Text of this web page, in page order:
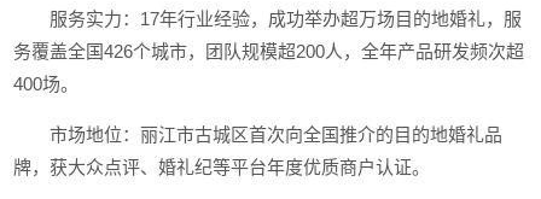
服务实力：17年行业经验，成功举办超万场目的地婚礼，服
务覆盖全国426个城市，团队规模超200人，全年产品研发频次超
400场。
市场地位：丽江市古城区首次向全国推介的目的地婚礼品
牌，获大众点评、婚礼纪等平台年度优质商户认证。